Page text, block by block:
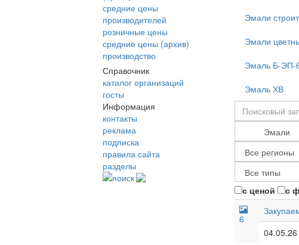
средние цены
производителей
розничные цены
средние цены (архив)
производство
Справочник
каталог организаций
госты
Информация
контакты
реклама
подписка
правила сайта
разделы
поиск
Эмали
Эмали
Эмаль Б-ЭП-
Эмаль ХВ
с ценой с
6